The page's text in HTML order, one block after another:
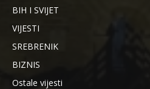
BIH I SVIJET
VIJESTI
SREBRENIK
BIZNIS
Ostale vijesti